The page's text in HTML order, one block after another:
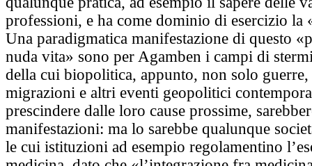
professioni, e ha come dominio di esercizio la
Una paradigmatica manifestazione di questo
nuda vita» sono per Agamben i campi di
della cui biopoliti­ca, appunto, non solo guerre,
migrazioni e altri even­ti geopolitici
prescindere dalle loro cause prossime,
manifestazioni: ma lo sarebbe qualunque
le cui istituzioni ad esempio regolamentino